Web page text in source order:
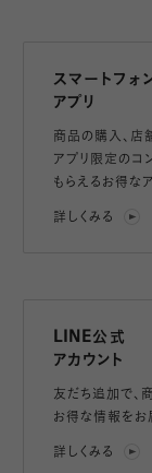
スマートフォ
アプリ
商品の購入、店
アプリ限定のコ
もらえるお得なア
詳しくみる
LINE公式
アカウント
友だち追加で、
お得な情報をお
詳しくみる